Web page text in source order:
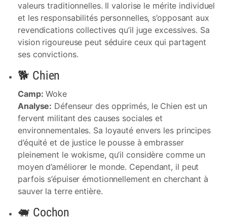
valeurs traditionnelles. Il valorise le mérite individuel
et les responsabilités personnelles, s’opposant aux
revendications collectives qu’il juge excessives. Sa
vision rigoureuse peut séduire ceux qui partagent
ses convictions.
🐕 Chien
Camp: Woke
Analyse: Défenseur des opprimés, le Chien est un
fervent militant des causes sociales et
environnementales. Sa loyauté envers les principes
d’équité et de justice le pousse à embrasser
pleinement le wokisme, qu’il considère comme un
moyen d’améliorer le monde. Cependant, il peut
parfois s’épuiser émotionnellement en cherchant à
sauver la terre entière.
🐖 Cochon